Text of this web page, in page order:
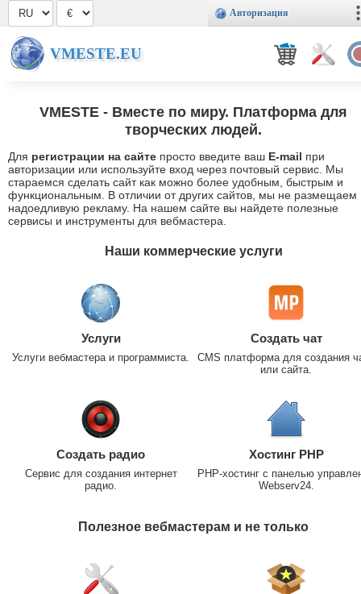
Авторизация
VMESTE.EU
VMESTE - Вместе по миру. Платформа для
творческих людей.
Для регистрации на сайте просто введите ваш E-mail при
авторизации или используйте вход через почтовый сервис. Мы
стараемся сделать сайт как можно более удобным, быстрым и
функциональным. В отличии от других сайтов, мы не размещаем
надоедливую рекламу. На нашем сайте вы найдете полезные
сервисы и инструменты для вебмастера.
Наши коммерческие услуги
Услуги
Услуги вебмастера и программиста.
Создать чат
CMS платформа для создания
или сайта.
Создать радио
Сервис для создания интернет
радио.
Хостинг PHP
PHP-хостинг с панелью
Webserv24.
Полезное вебмастерам и не только